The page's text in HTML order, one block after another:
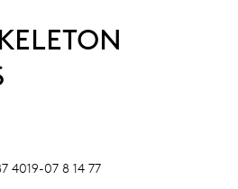
4019-07 8 14 77